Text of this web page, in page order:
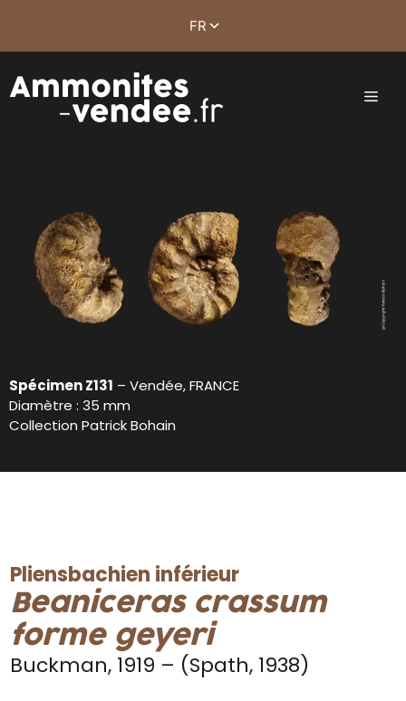
Spécimen Z131 – Vendée, FRANCE
Diamètre : 35 mm
Collection Patrick Bohain
Pliensbachien inférieur
Beaniceras crassum
forme geyeri
Buckman, 1919 – (Spath, 1938)